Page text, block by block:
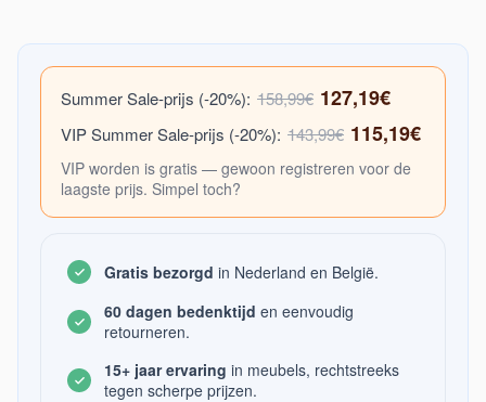
Summer Sale-prijs (-20%): 158,99€ 127,19€
VIP Summer Sale-prijs (-20%): 143,99€ 115,19€
VIP worden is gratis — gewoon registreren voor de
laagste prijs. Simpel toch?
Gratis bezorgd in Nederland en België.
60 dagen bedenktijd en eenvoudig
retourneren.
15+ jaar ervaring in meubels, rechtstreeks
tegen scherpe prijzen.